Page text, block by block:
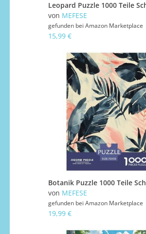
von MEFESE
gefunden bei Amazon Marketplace
15,99 €
von MEFESE
gefunden bei Amazon Marketplace
19,99 €